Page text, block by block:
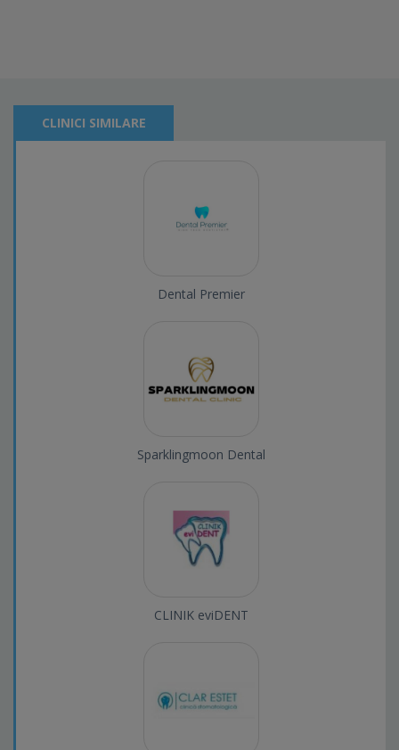
CLINICI SIMILARE
Dental Premier
Sparklingmoon Dental
CLINIK eviDENT